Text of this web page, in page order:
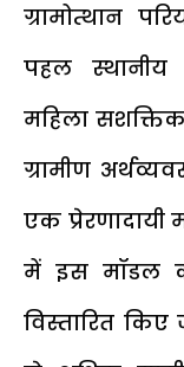
ग्रामोत्थान
पहल
महिला
ग्रामीण
एक प्रेरणादायी
में इस मॉडल
विस्तारित